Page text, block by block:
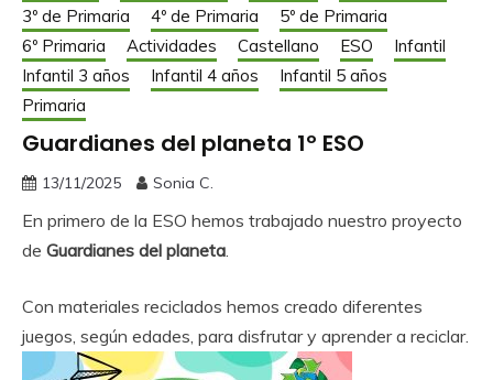
3º de Primaria
4º de Primaria
5º de Primaria
6º Primaria
Actividades Castellano ESO
Infantil
Infantil 3 años
Infantil 4 años
Infantil 5 años
Primaria
Guardianes del planeta 1º ESO
13/11/2025 Sonia C.
En primero de la ESO hemos trabajado nuestro proyecto
de Guardianes del planeta.
Con materiales reciclados hemos creado diferentes
juegos, según edades, para disfrutar y aprender a reciclar.